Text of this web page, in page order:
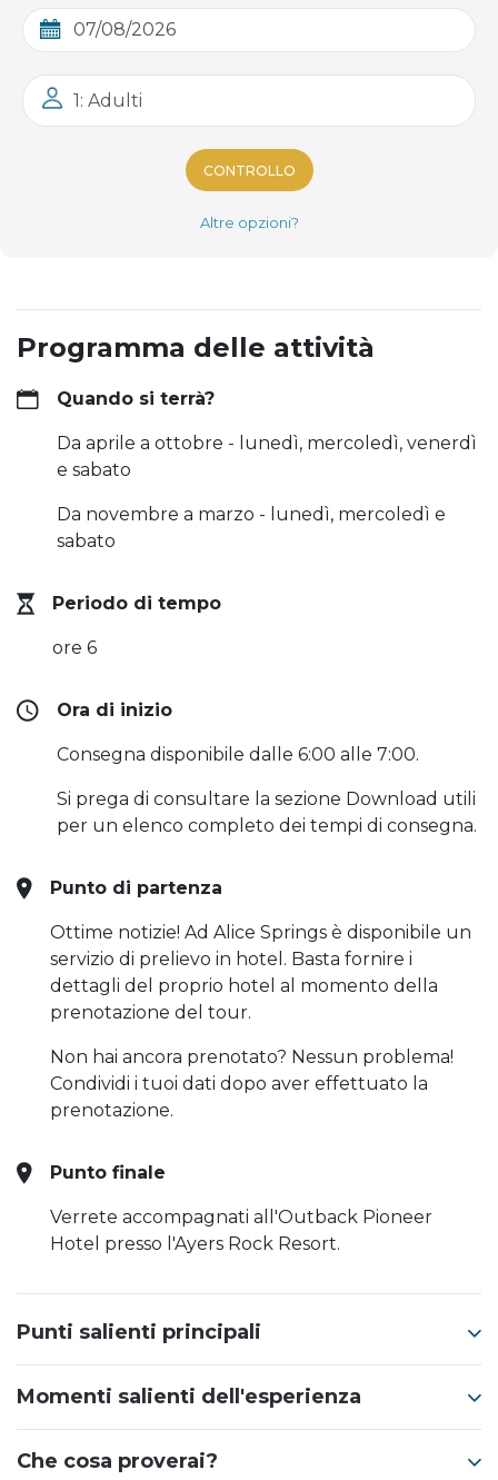
1: Adulti
CONTROLLO
Altre opzioni?
Programma delle attività
Quando si terrà?
Da aprile a ottobre - lunedì, mercoledì, venerdì
e sabato
Da novembre a marzo - lunedì, mercoledì e
sabato
Periodo di tempo
ore 6
Ora di inizio
Consegna disponibile dalle 6:00 alle 7:00.
Si prega di consultare la sezione Download utili
per un elenco completo dei tempi di consegna.
Punto di partenza
Ottime notizie! Ad Alice Springs è disponibile un
servizio di prelievo in hotel. Basta fornire i
dettagli del proprio hotel al momento della
prenotazione del tour.
Non hai ancora prenotato? Nessun problema!
Condividi i tuoi dati dopo aver effettuato la
prenotazione.
Punto finale
Verrete accompagnati all'Outback Pioneer
Hotel presso l'Ayers Rock Resort.
Punti salienti principali
Momenti salienti dell'esperienza
Che cosa proverai?